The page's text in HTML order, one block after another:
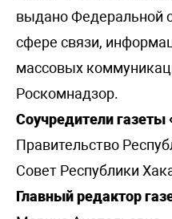
выдано Федеральной
сфере связи,
массовых
Роскомнадзор.
Соучредители газеты
Правительство
Совет Республики
Главный редактор